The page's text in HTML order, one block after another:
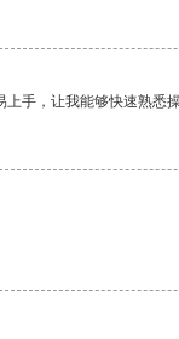
手，让我能够快速熟悉